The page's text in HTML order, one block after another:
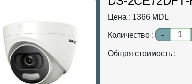
Цена : 1366MDL
Количество : -
Общая стоимость :